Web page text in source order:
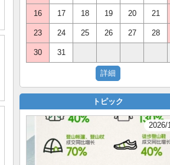
16 17 18 19 20 21
23 24 25 26 27 28
30 31
トピック
2026/